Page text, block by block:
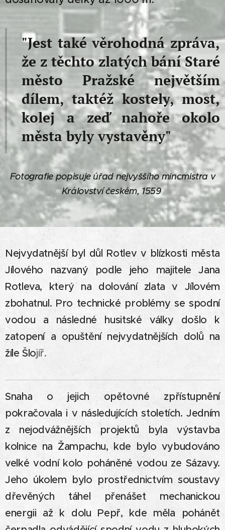
"Jest také věrohodná zpráva,
že z těchto zlatých bání Staré
město Pražské největším
dílem, taktéž kostely, most,
kolej a zeď nahoře okolo
města byly vystavěny"
Fotografie popisuje úřad nejvyššího mincmistra v
Království českém, 1559
Nejvydatnější byl důl Rotlev v blízkosti města
Jílového nazvaný podle jeho majitele Jana
Rotleva, který na dolování zlata v Jílovém
zbohatnul. Pro technické problémy se spodní
vodou a následné husitské války došlo k
zatopení a opuštění nejvydatnějších dolů na
žíle Šlojíř.
Snaha o jejich opětovné zpřístupnění
pokračovala i v následujících stoletích. Jedním
z nejodvážnějších projektů byla výstavba
kolnice na Žampachu, kde bylo vybudováno
velké vodní kolo poháněné vodou ze Sázavy.
Jeho úkolem bylo prostřednictvím soustavy
dřevěných táhel přenášet mechanickou
energii až k dolu Pepř, kde měla pohánět